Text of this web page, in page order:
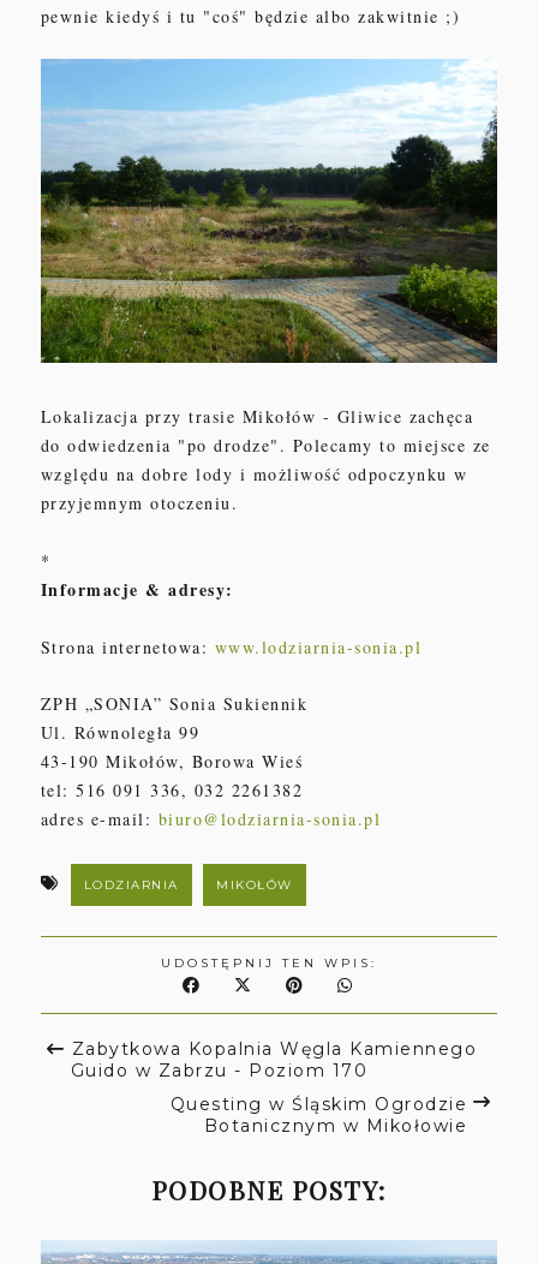
pewnie kiedyś i tu "coś" będzie albo zakwitnie ;)
Lokalizacja przy trasie Mikołów - Gliwice zachęca
do odwiedzenia "po drodze". Polecamy to miejsce ze
względu na dobre lody i możliwość odpoczynku w
przyjemnym otoczeniu.
*
Informacje & adresy:
Strona internetowa: www.lodziarnia-sonia.pl
ZPH „SONIA” Sonia Sukiennik
Ul. Równoległa 99
43-190 Mikołów, Borowa Wieś
tel: 516 091 336, 032 2261382
adres e-mail: biuro@lodziarnia-sonia.pl
LODZIARNIA MIKOŁÓW
UDOSTĘPNIJ TEN WPIS:
Zabytkowa Kopalnia Węgla Kamiennego
Guido w Zabrzu - Poziom 170
Questing w Śląskim Ogrodzie
Botanicznym w Mikołowie
PODOBNE POSTY: